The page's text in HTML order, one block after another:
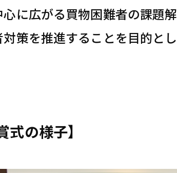
に広がる買物困難者の課題
策を推進することを目的とし
式の様子】